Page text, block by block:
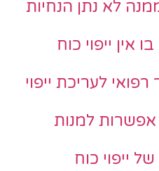
לא נתן הנחיות
אין ייפוי כוח
לעריכת ייפוי
אפשרות למנות
ייפוי כוח